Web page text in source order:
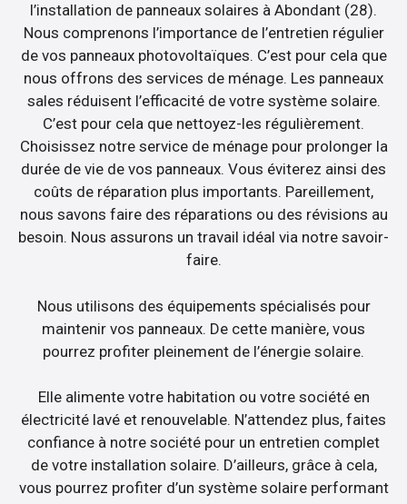
l’installation de panneaux solaires à Abondant (28).
Nous comprenons l’importance de l’entretien régulier
de vos panneaux photovoltaïques. C’est pour cela que
nous offrons des services de ménage. Les panneaux
sales réduisent l’efficacité de votre système solaire.
C’est pour cela que nettoyez-les régulièrement.
Choisissez notre service de ménage pour prolonger la
durée de vie de vos panneaux. Vous éviterez ainsi des
coûts de réparation plus importants. Pareillement,
nous savons faire des réparations ou des révisions au
besoin. Nous assurons un travail idéal via notre savoir-
faire.
Nous utilisons des équipements spécialisés pour
maintenir vos panneaux. De cette manière, vous
pourrez profiter pleinement de l’énergie solaire.
Elle alimente votre habitation ou votre société en
électricité lavé et renouvelable. N’attendez plus, faites
confiance à notre société pour un entretien complet
de votre installation solaire. D’ailleurs, grâce à cela,
vous pourrez profiter d’un système solaire performant